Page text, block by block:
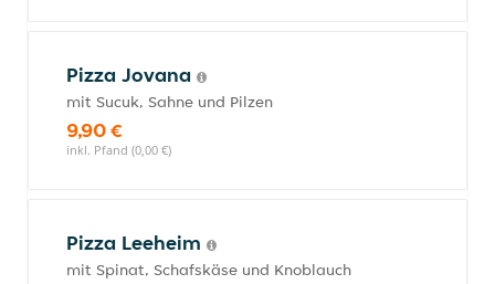
Pizza Jovana
mit Sucuk, Sahne und Pilzen
9,90 €
inkl. Pfand (0,00 €)
Pizza Leeheim
mit Spinat, Schafskäse und Knoblauch